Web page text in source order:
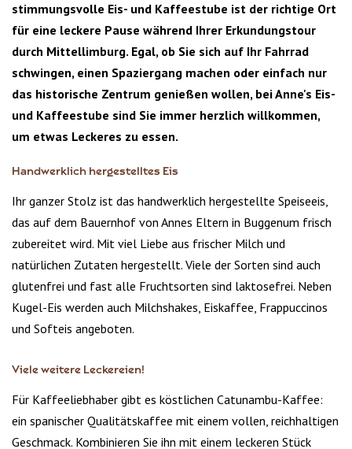
stimmungsvolle Eis- und Kaffeestube ist der richtige Ort
für eine leckere Pause während Ihrer Erkundungstour
durch Mittellimburg. Egal, ob Sie sich auf Ihr Fahrrad
schwingen, einen Spaziergang machen oder einfach nur
das historische Zentrum genießen wollen, bei Anne's Eis-
und Kaffeestube sind Sie immer herzlich willkommen,
um etwas Leckeres zu essen.
Handwerklich hergestelltes Eis
Ihr ganzer Stolz ist das handwerklich hergestellte Speiseeis,
das auf dem Bauernhof von Annes Eltern in Buggenum frisch
zubereitet wird. Mit viel Liebe aus frischer Milch und
natürlichen Zutaten hergestellt. Viele der Sorten sind auch
glutenfrei und fast alle Fruchtsorten sind laktosefrei. Neben
Kugel-Eis werden auch Milchshakes, Eiskaffee, Frappuccinos
und Softeis angeboten.
Viele weitere Leckereien!
Für Kaffeeliebhaber gibt es köstlichen Catunambu-Kaffee:
ein spanischer Qualitätskaffee mit einem vollen, reichhaltigen
Geschmack. Kombinieren Sie ihn mit einem leckeren Stück